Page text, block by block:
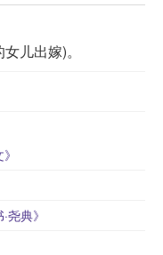
儿出嫁)。
典》